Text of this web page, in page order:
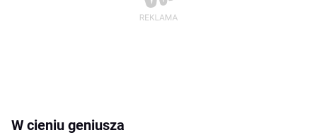
W cieniu geniusza